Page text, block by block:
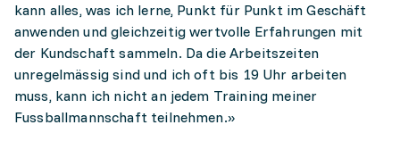
kann alles, was ich lerne, Punkt für Punkt im Geschäft
anwenden und gleichzeitig wertvolle Erfahrungen mit
der Kundschaft sammeln. Da die Arbeitszeiten
unregelmässig sind und ich oft bis 19 Uhr arbeiten
muss, kann ich nicht an jedem Training meiner
Fussballmannschaft teilnehmen.»